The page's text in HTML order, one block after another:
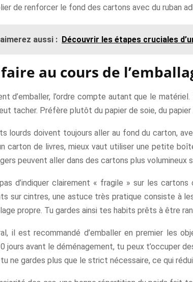
de renforcer le fond des cartons avec du ruban
aussi : Découvrir les étapes cruciales
au cours de
d’emballer, l’ordre compte autant que le
tacher. Préfère plutôt du papier de soie, du
lourds doivent toujours aller au fond du carton,
carton de livres, mieux vaut utiliser une petite
peuvent aller dans des cartons plus volumineux
pas d’indiquer clairement « fragile » sur les
sur cintres, une astuce très pratique consiste à
propre. Tu gardes ainsi tes habits prêts à être
il est recommandé d’emballer en premier les
jours avant le déménagement, tu peux t’occuper
ne gardes plus que le strict nécessaire, ce qui